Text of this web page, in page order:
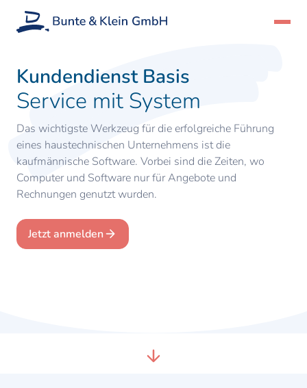
Kundendienst Basis
Service mit System
Das wichtigste Werkzeug für die erfolgreiche Führung
eines haustechnischen Unternehmens ist die
kaufmännische Software. Vorbei sind die Zeiten, wo
Computer und Software nur für Angebote und
Rechnungen genutzt wurden.
Jetzt anmelden